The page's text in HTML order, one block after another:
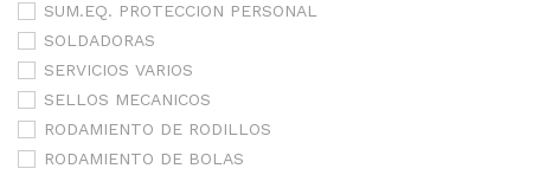
SUM.EQ. PROTECCION PERSONAL
SOLDADORAS
SERVICIOS VARIOS
SELLOS MECANICOS
RODAMIENTO DE RODILLOS
RODAMIENTO DE BOLAS